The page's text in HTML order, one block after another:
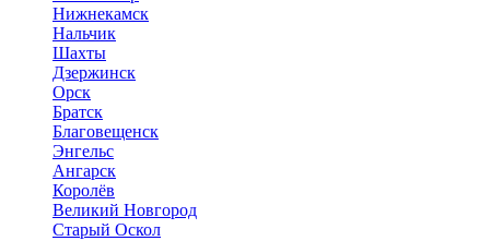
Нижнекамск
Нальчик
Шахты
Дзержинск
Орск
Братск
Благовещенск
Энгельс
Ангарск
Королёв
Великий Новгород
Старый Оскол